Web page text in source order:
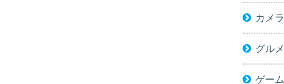
カメラ
グルメ
ゲーム